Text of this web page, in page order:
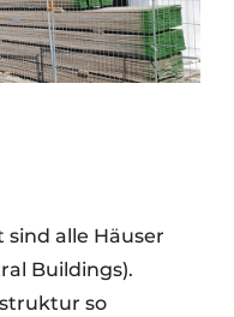
alle Häuser
Buildings).
so